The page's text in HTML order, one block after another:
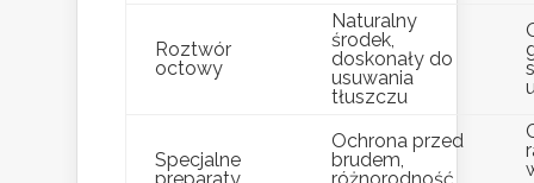
Roztwór
octowy
Naturalny
środek,
doskonały do
usuwania
tłuszczu
Specjalne
Ochrona przed
brudem,